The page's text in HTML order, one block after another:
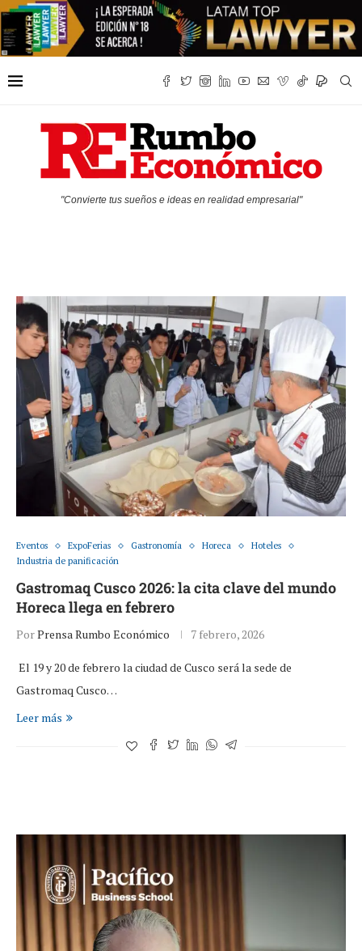
"Convierte tus sueños e ideas en realidad empresarial"
Eventos ExpoFerias Gastronomía Horeca
Hoteles
Industria de panificación
Gastromaq Cusco 2026: la cita clave del mundo
Horeca llega en febrero
PorPrensa Rumbo Económico 7 febrero, 2026
El 19 y 20 de febrero la ciudad de Cusco será la sede de
Gastromaq Cusco…
Leer más